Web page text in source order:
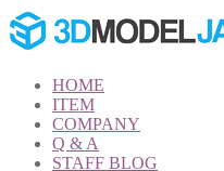
象:
HOME
ITEM
COMPANY
Q & A
STAFF BLOG